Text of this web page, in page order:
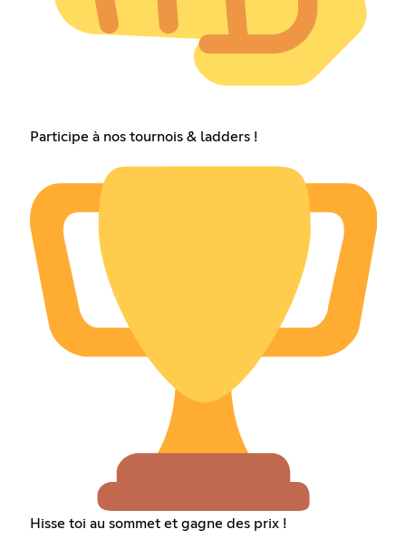
Participe à nos tournois & ladders !
Hisse toi au sommet et gagne des prix !